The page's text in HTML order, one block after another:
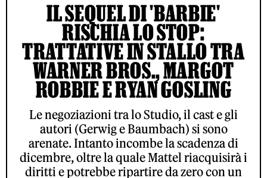
IL SEQUEL DI 'BARBIE'
RISCHIA LO STOP:
TRATTATIVE IN STALLO TRA
WARNER BROS., MARGOT
ROBBIE E RYAN GOSLING
Le negoziazioni tra lo Studio, il cast e gli
autori (Gerwig e Baumbach) si sono
arenate. Intanto incombe la scadenza di
dicembre, oltre la quale Mattel riacquisirà i
diritti e potrebbe ripartire da zero con un